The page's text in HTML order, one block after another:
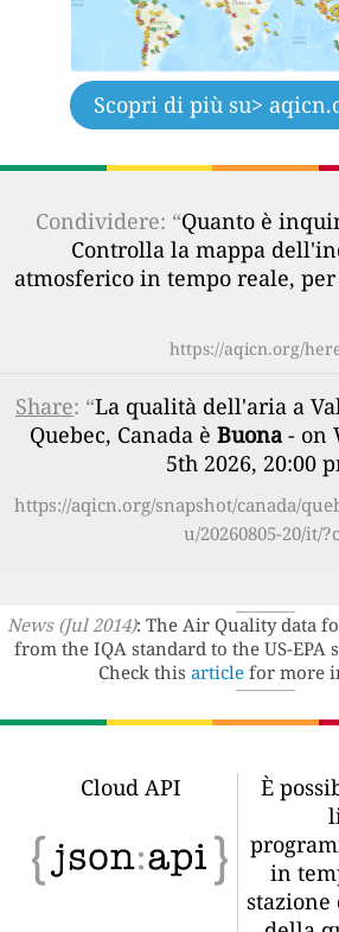
Scopri di più su>
Condividere: “Quanto è
Controlla la mappa
atmosferico in tempo reale,
https://aqicn.org/
Share: “La qualità dell'aria a
Quebec, Canada è Buona - on
5th 2026, 20:00
https://aqicn.org/snapshot/canada/
u/20260805-20/it/
News (Jul 2014): The Air Quality data
from the IQA standard to the US-EPA
Check this articlefor more
Cloud API
È
in